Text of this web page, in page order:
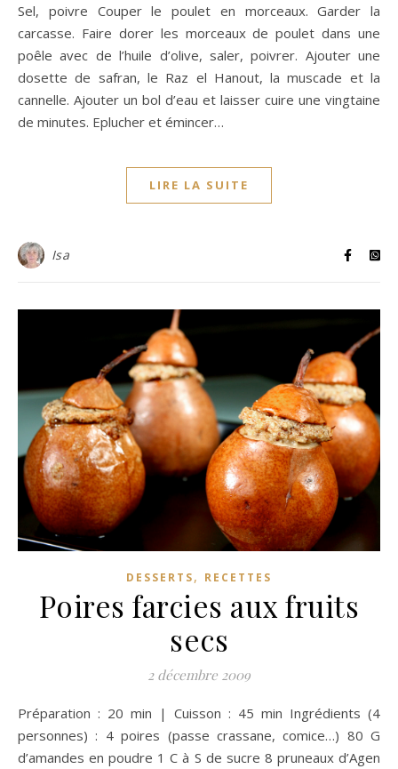
Sel, poivre Couper le poulet en morceaux. Garder la
carcasse. Faire dorer les morceaux de poulet dans une
poêle avec de l’huile d’olive, saler, poivrer. Ajouter une
dosette de safran, le Raz el Hanout, la muscade et la
cannelle. Ajouter un bol d’eau et laisser cuire une vingtaine
de minutes. Eplucher et émincer…
LIRE LA SUITE
Isa
DESSERTS, RECETTES
Poires farcies aux fruits
secs
2 décembre 2009
Préparation : 20 min | Cuisson : 45 min Ingrédients (4
personnes) : 4 poires (passe crassane, comice…) 80 G
d’amandes en poudre 1 C à S de sucre 8 pruneaux d’Agen